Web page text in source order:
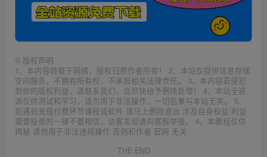
© 版权声明
1、本内容转载于网络，版权归原作者所有！ 2、本站仅提供信息存储
空间服务，不拥有所有权，不承担相关法律责任。 3、本内容若侵犯
到你的版权利益，请联系我们，会尽快给予删除处理！ 4、本站全资
源仅供测试和学习，请勿用于非法操作，一切后果与本站无关。 5、
如遇到充值付费环节课程或软件 请马上删除退出 涉及自身权益/利益
需要投资的一律不要相信，访客发现请向客服举报。 6、本教程仅供
揭秘 请勿用于非法违规操作 否则和作者 官网 无关
THE END